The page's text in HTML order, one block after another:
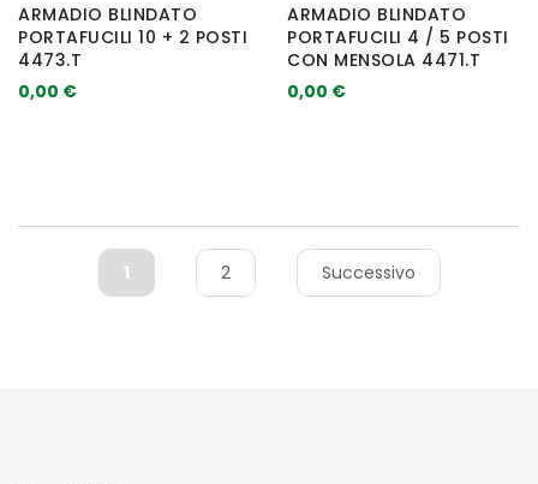
ARMADIO BLINDATO
PORTAFUCILI 10 + 2 POSTI
4473.T
0,00 €
ARMADIO BLINDATO
PORTAFUCILI 4 / 5 POSTI
CON MENSOLA 4471.T
0,00 €
1 2 Successivo